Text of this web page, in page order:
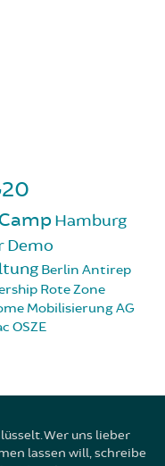
CampHamburg
Demo
Berlin Antirep
Rote Zone
MobilisierungAG
OSZE
Wer uns lieber
lassen will, schreibe